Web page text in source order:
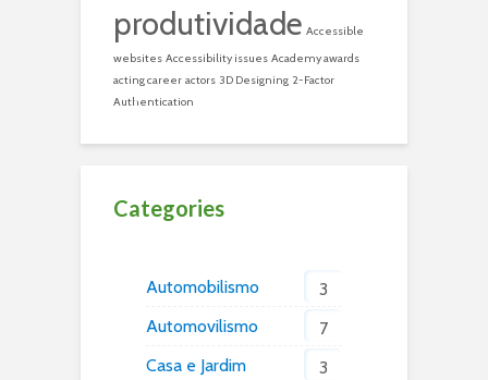
produtividade Accessible
websites Accessibility issues Academy awards
acting career actors 3D Designing 2-Factor
Authentication
Categories
Automobilismo
3
Automovilismo
7
Casa e Jardim
3